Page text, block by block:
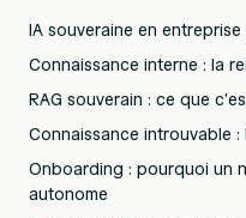
IA souveraine en
Connaissance interne : la
RAG souverain : ce que
Connaissance introuvable
Onboarding : pourquoi un
autonome